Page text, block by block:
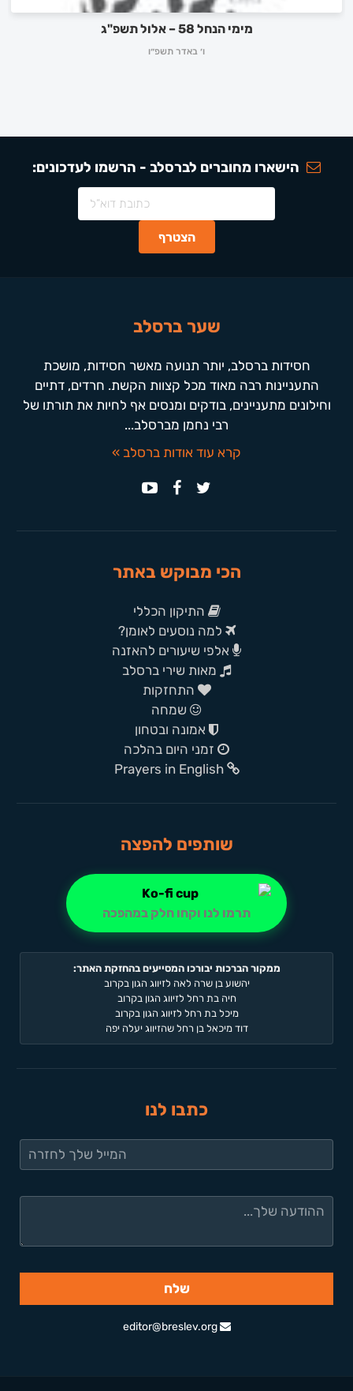
מימי הנחל 58 – אלול תשפ"ג
ו׳ באדר תשפ״ו
הישארו מחוברים לברסלב - הרשמו לעדכונים:
שער ברסלב
חסידות ברסלב, יותר תנועה מאשר חסידות, מושכת
התעניינות רבה מאוד מכל קצוות הקשת. חרדים, דתיים
וחילונים מתעניינים, בודקים ומנסים אף לחיות את תורתו של
רבי נחמן מברסלב...
קרא עוד אודות ברסלב »
הכי מבוקש באתר
התיקון הכללי
למה נוסעים לאומן?
אלפי שיעורים להאזנה
מאות שירי ברסלב
התחזקות
שמחה
אמונה ובטחון
זמני היום בהלכה
Prayers in English
שותפים להפצה
תרמו לנו וקחו חלק במהפכה
ממקור הברכות יבורכו המסייעים בהחזקת האתר:
יהשוע בן שרה לאה לזיווג הגון בקרוב
חיה בת רחל לזיווג הגון בקרוב
מיכל בת רחל לזיווג הגון בקרוב
דוד מיכאל בן רחל שהזיווג יעלה יפה
כתבו לנו
editor@breslev.org